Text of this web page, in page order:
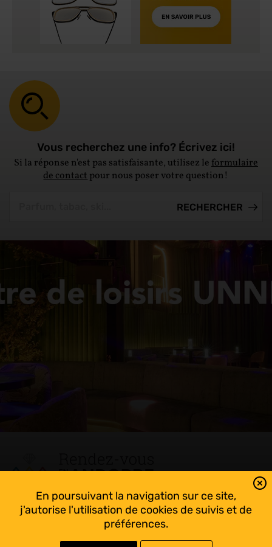
En poursuivant la navigation sur ce site,
j'autorise l'utilisation de cookies de suivis et de
préférences.
Vous recherchez une info? Écrivez ici!
Si la réponse n'est pas satisfaisante, utilisez leformulaire
de contactpour nous poser votre question!
Tout suivre sur l’Andorre!
Facebook